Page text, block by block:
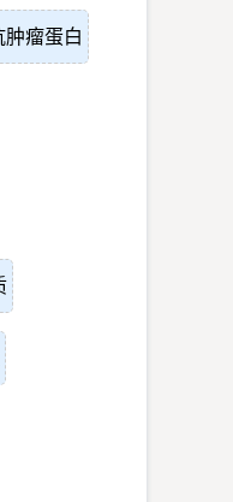
肿瘤蛋白